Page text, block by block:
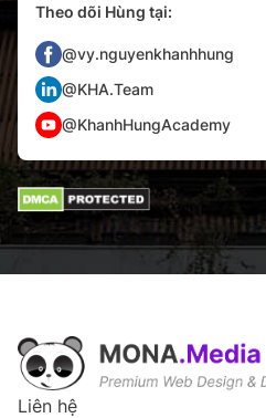
Theo dõi Hùng tại:
@vy.nguyenkhanhhung
@KHA.Team
@KhanhHungAcademy
Liên hệ